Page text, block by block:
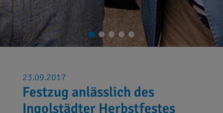
23.09.2017
Festzug anlässlich des
Ingolstädter Herbstfestes